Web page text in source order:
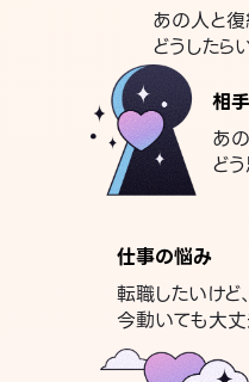
あの人と
どうしたら
相
あ
ど
仕事の悩み
転職したいけど、
今動いても大丈